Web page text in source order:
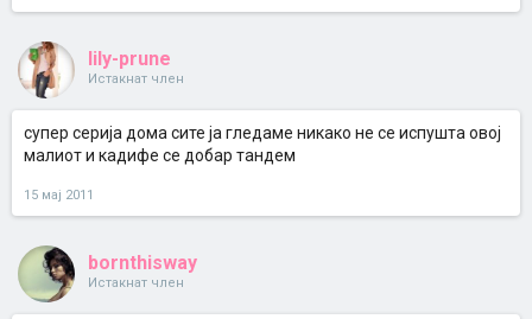
lily-prune
Истакнат член
супер серија дома сите ја гледаме никако не се испушта овој
малиот и кадифе се добар тандем
15 мај 2011
bornthisway
Истакнат член